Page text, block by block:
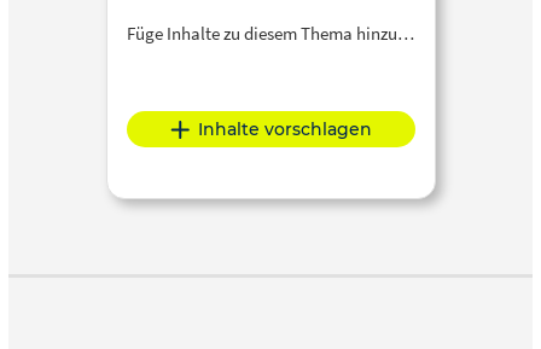
Füge Inhalte zu diesem Thema hinzu…
Inhalte vorschlagen